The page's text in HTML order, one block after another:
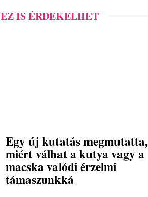
EZ IS ÉRDEKELHET
Egy új kutatás megmutatta,
miért válhat a kutya vagy a
macska valódi érzelmi
támaszunkká